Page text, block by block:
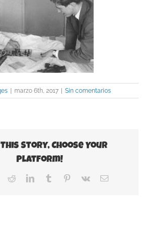
| marzo 6th, 2017 | Sin comentarios
Story, Choose Your
Platform!
RedditLinkedInTumblr Pinterest
Vk
Correo